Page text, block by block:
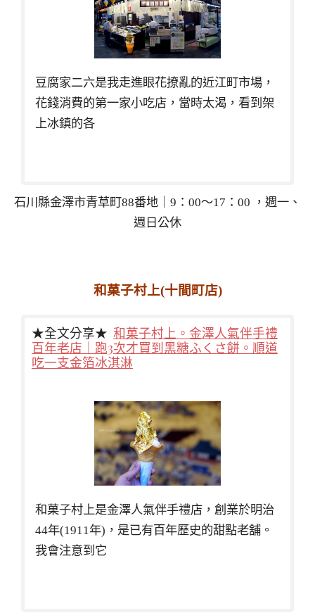
豆腐家二六是我走進眼花撩亂的近江町市場，
花錢消費的第一家小吃店，當時太渴，看到架
上冰鎮的各
石川縣金澤市青草町88番地｜9：00～17：00 ，週一、
週日公休
和菓子村上(十間町店)
★全文分享★ 和菓子村上。金澤人氣伴手禮
百年老店｜跑3次才買到黑糖ふくさ餅。順道
吃一支金箔冰淇淋
和菓子村上是金澤人氣伴手禮店，創業於明治
44年(1911年)，是已有百年歷史的甜點老舖。
我會注意到它